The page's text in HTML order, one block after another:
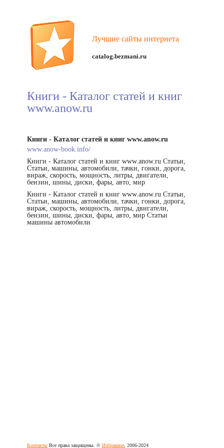
Лучшие сайты интернета
catalog.bezmani.ru
Книги - Каталог статей и книг
www.anow.ru
Книги - Каталог статей и книг www.anow.ru
www.anow-book.info/
Книги - Каталог статей и книг www.anow.ru Статьи,
Статьи, машины, автомобили, тачки, гонки, дорога,
вираж, скорость, мощность, литры, двигатели,
бензин, шины, диски, фары, авто, мир
Книги - Каталог статей и книг www.anow.ru Статьи,
Статьи, машины, автомобили, тачки, гонки, дорога,
вираж, скорость, мощность, литры, двигатели,
бензин, шины, диски, фары, авто, мир Статьи
машины автомобили
Контакты Все права защищены. © Избранное , 2006-2024